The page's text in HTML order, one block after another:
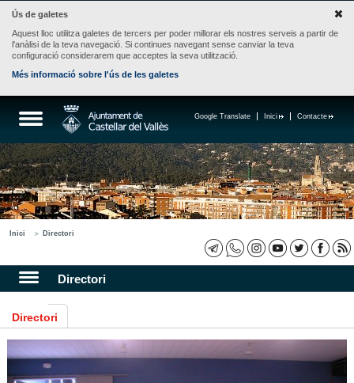
Ús de galetes
Aquest lloc utilitza galetes de tercers per poder millorar els nostres serveis a partir de
l'anàlisi de la teva navegació. Si continues navegant sense canviar la teva
configuració considerarem que acceptes la seva utilització.
Més informació sobre l'ús de les galetes
Contacte
Inici
Google Translate
Inici Directori
Directori
Directori